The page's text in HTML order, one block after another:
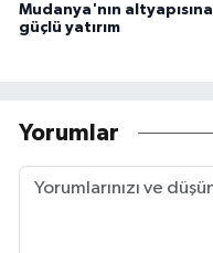
Mudanya'nın altyapısına
güçlü yatırım
Yorumlar